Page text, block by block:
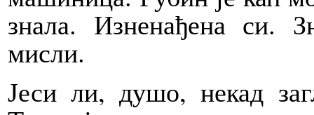
знала. Изненађена си.
мисли.
Јеси ли, душо, некад